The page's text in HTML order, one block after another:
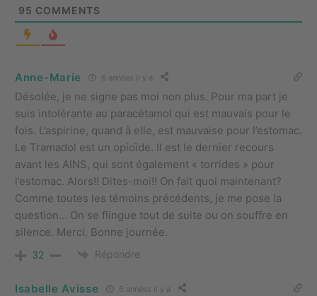
95 COMMENTS
Anne-Marie 6 années il y a
Désolée, je ne signe pas moi non plus. Pour ma part je
suis intolérante au paracétamol qui est mauvais pour le
fois. L’aspirine, quand à elle, est mauvaise pour l’estomac.
Le Tramadol est un opioïde. Il est le dernier recours
avant les AINS, qui sont également « torrides » pour
l’estomac. Alors!! Dites-moi!! On fait quoi maintenant?
Comme toutes les témoins précédents, je me pose la
question… On se flingue tout de suite ou on souffre en
silence. Merci. Bonne journée.
32 Répondre
Isabelle Avisse 6 années il y a